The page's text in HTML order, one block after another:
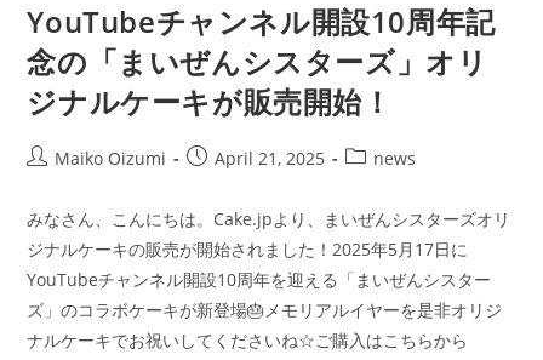
YouTubeチャンネル開設10周年記
念の「まいぜんシスターズ」オリ
ジナルケーキが販売開始！
PostMaiko Oizumi
PostApril 21, 2025
Postnews
みなさん、こんにちは。Cake.jpより、まいぜんシスターズオリ
ジナルケーキの販売が開始されました！2025年5月17日に
YouTubeチャンネル開設10周年を迎える「まいぜんシスター
ズ」のコラボケーキが新登場🎂メモリアルイヤーを是非オリジ
ナルケーキでお祝いしてくださいね☆ご購入はこちらから